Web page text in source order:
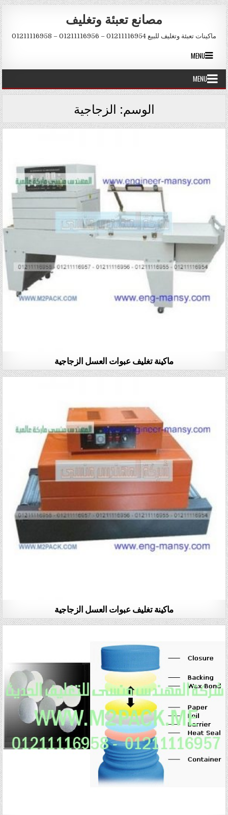
Skip to content
مصانع تعبئة وتغليف
ماكينات تعبئة وتغليف للبيع 01211116954 – 01211116956 – 01211116958
MENU
MENU
الوسم: الزجاجية
ماكينة تغليف عبوات العسل الزجاجية
ماكينة تغليف عبوات العسل الزجاجية